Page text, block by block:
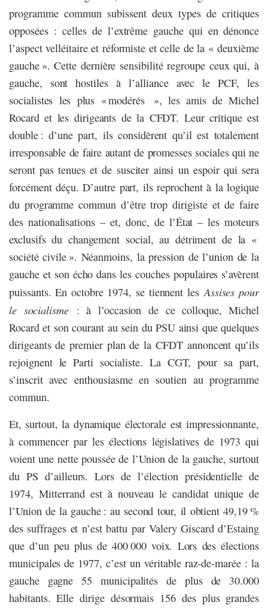
programme commun subissent deux types de critiques
opposées : celles de l’extrême gauche qui en dénonce
l’aspect velléitaire et réformiste et celle de la « deuxième
gauche ». Cette dernière sensibilité regroupe ceux qui, à
gauche, sont hostiles à l’alliance avec le PCF, les
socialistes les plus « modérés », les amis de Michel
Rocard et les dirigeants de la CFDT. Leur critique est
double : d’une part, ils considèrent qu’il est totalement
irresponsable de faire autant de promesses sociales qui ne
seront pas tenues et de susciter ainsi un espoir qui sera
forcément déçu. D’autre part, ils reprochent à la logique
du programme commun d’être trop dirigiste et de faire
des nationalisations – et, donc, de l’État – les moteurs
exclusifs du changement social, au détriment de la «
société civile ». Néanmoins, la pression de l’union de la
gauche et son écho dans les couches populaires s’avèrent
puissants. En octobre 1974, se tiennent lesAssises pour
le socialisme : à l’occasion de ce colloque, Michel
Rocard et son courant au sein du PSU ainsi que quelques
dirigeants de premier plan de la CFDT annoncent qu’ils
rejoignent le Parti socialiste. La CGT, pour sa part,
s’inscrit avec enthousiasme en soutien au programme
commun.
Et, surtout, la dynamique électorale est impressionnante,
à commencer par les élections législatives de 1973 qui
voient une nette poussée de l’Union de la gauche, surtout
du PS d’ailleurs. Lors de l’élection présidentielle de
1974, Mitterrand est à nouveau le candidat unique de
l’Union de la gauche : au second tour, il obtient 49,19 %
des suffrages et n’est battu par Valery Giscard d’Estaing
que d’un peu plus de 400 000 voix. Lors des élections
municipales de 1977, c’est un véritable raz-de-marée : la
gauche gagne 55 municipalités de plus de 30.000
habitants. Elle dirige désormais 156 des plus grandes